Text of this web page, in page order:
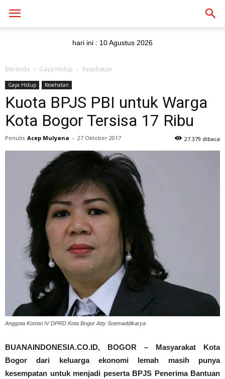
hari ini : 10 Agustus 2026
Beranda Gaya Hidup Kesehatan
Gaya Hidup Kesehatan
Kuota BPJS PBI untuk Warga
Kota Bogor Tersisa 17 Ribu
Penulis Acep Mulyana - 27 Oktober 2017 27.379 dibaca
Anggota Komisi IV DPRD Kota Bogor Atty Soemaddikarya
BUANAINDONESIA.CO.ID, BOGOR – Masyarakat Kota
Bogor dari keluarga ekonomi lemah masih punya
kesempatan untuk menjadi peserta BPJS Penerima Bantuan